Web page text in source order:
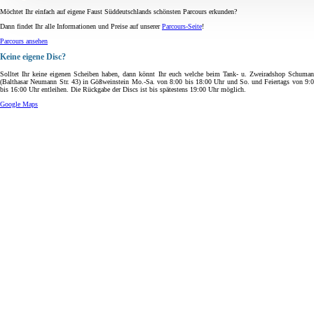
Möchtet Ihr einfach auf eigene Faust Süddeutschlands schönsten Parcours erkunden?
Dann findet Ihr alle Informationen und Preise auf unsererParcours-Seite!
Parcours ansehen
Keine eigene Disc?
Solltet Ihr keine eigenen Scheiben haben, dann könnt Ihr euch welche beim Tank- u. Zweiradshop
(Balthasar Neumann Str. 43) in Gößweinstein Mo.-Sa. von 8:00 bis 18:00 Uhr und So. und Feiertags von
bis 16:00 Uhr entleihen. Die Rückgabe der Discs ist bis spätestens 19:00 Uhr möglich.
Google Maps